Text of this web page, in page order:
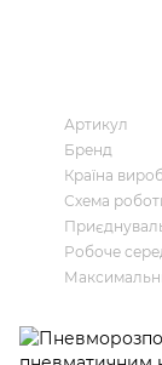
Артикул
Бренд
Країна
Схема
Робоче